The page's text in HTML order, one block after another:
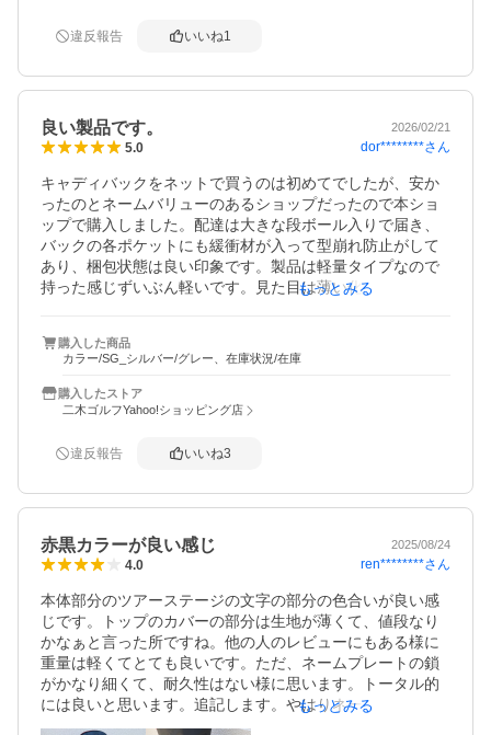
違反報告 いいね1
良い製品です。 2026/02/21
5.0 dor********さん
キャディバックをネットで買うのは初めてでしたが、安か
ったのとネームバリューのあるショップだったので本ショ
ップで購入しました。配達は大きな段ボール入りで届き、
バックの各ポケットにも緩衝材が入って型崩れ防止がして
あり、梱包状態は良い印象です。製品は軽量タイプなので
持った感じずいぶん軽いです。見た目は薄い化繊生地のた
側取り付け部が樹脂のフックになっており、耐久性はどう
かと思いますが、ブリヂストンなので大丈夫か？と思って
ます。全体としてはコストパフォーマンスは良く満足して
もっとみる
購入した商品
カラー/SG_シルバー/グレー、在庫状況/在庫
購入したストア
二木ゴルフYahoo!ショッピング店
違反報告 いいね3
赤黒カラーが良い感じ 2025/08/24
4.0 ren********さん
本体部分のツアーステージの文字の部分の色合いが良い感
じです。トップのカバーの部分は生地が薄くて、値段なり
かなぁと言った所ですね。他の人のレビューにもある様に
重量は軽くてとても良いです。ただ、ネームプレートの鎖
がかなり細くて、耐久性はない様に思います。トータル的
には良いと思います。追記します。やはりネームプレート
の鎖がカートへの積み下ろし時に切れてしまいました。器
もっとみる